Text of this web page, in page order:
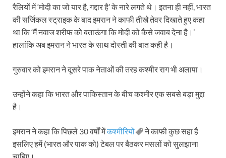
रैलियों में ‘मोदी का जो यार है, गद्दार है’ के नारे लगते थे। इतना ही नहीं, भारत
की सर्जिकल स्ट्राइक के बाद इमरान ने काफी तीखे तेवर दिखाते हुए कहा
था कि ‘मैं नवाज शरीफ को बताऊंगा कि मोदी को कैसे जवाब देना है।’
हालांकि अब इमरान ने भारत के साथ दोस्ती की बात कही है।
गुरुवार को इमरान ने दूसरे पाक नेताओं की तरह कश्मीर राग भी अलापा।
उन्होंने कहा कि भारत और पाकिस्तान के बीच कश्मीर एक सबसे बड़ा मुद्दा
है।
इमरान ने कहा कि पिछले 30 वर्षों मेंकश्मीरियों
ने काफी कुछ सहा है
इसलिए हमें (भारत और पाक को) टेबल पर बैठकर मसलों को सुलझाना